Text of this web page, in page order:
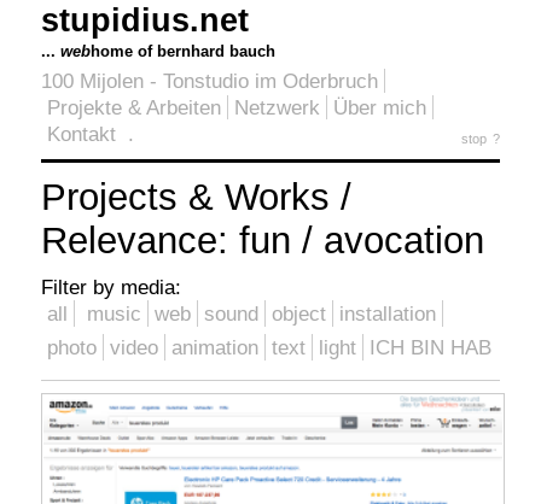
stupidius.net
... webhome of bernhard bauch
100 Mijolen - Tonstudio im Oderbruch
Projekte & Arbeiten
Netzwerk
Über mich
Kontakt . stop ?
Projects & Works /
Relevance: fun / avocation
Filter by media:
all
music web sound object
installation
photo video animation text light ICH BIN HAB